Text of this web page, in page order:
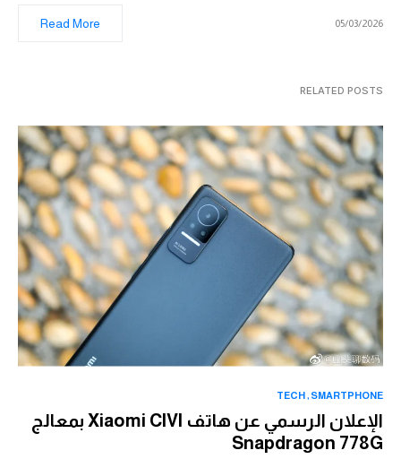
05/03/2026
Read More
RELATED POSTS
SMARTPHONE
TECH
الإعلان الرسمي عن هاتف Xiaomi CIVI بمعالج
Snapdragon 778G